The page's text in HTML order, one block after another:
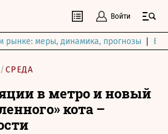
Войти
рынке: меры, динамика, прогнозы
СРЕДА
в метро и новый
кота –